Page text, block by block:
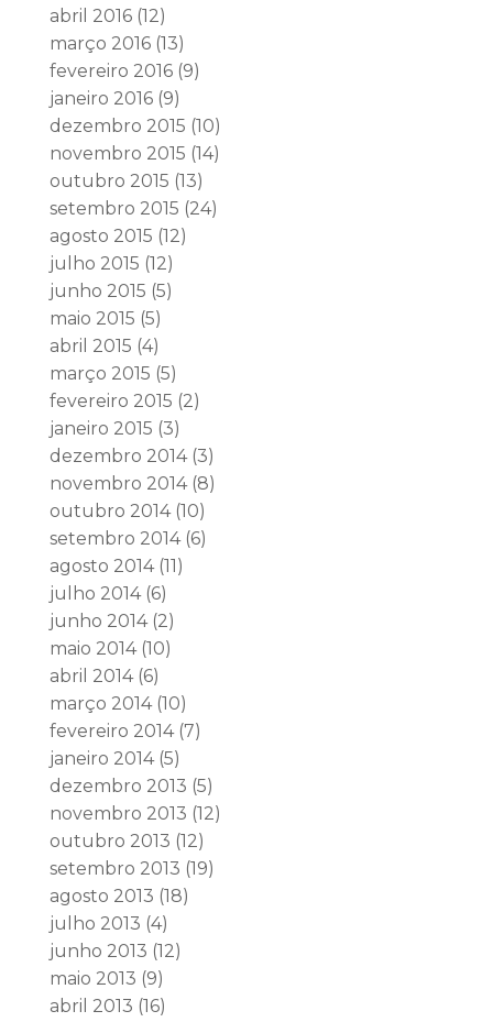
abril 2016(12)
março 2016(13)
fevereiro 2016(9)
janeiro 2016(9)
dezembro 2015 (10)
novembro 2015 (14)
outubro 2015 (13)
setembro 2015 (24)
agosto 2015 (12)
julho 2015 (12)
junho 2015 (5)
maio 2015 (5)
abril 2015 (4)
março 2015 (5)
fevereiro 2015 (2)
janeiro 2015 (3)
dezembro 2014(3)
novembro 2014(8)
outubro 2014(10)
setembro 2014(6)
agosto 2014(11)
julho 2014(6)
junho 2014(2)
maio 2014(10)
abril 2014(6)
março 2014(10)
fevereiro 2014(7)
janeiro 2014(5)
dezembro 2013 (5)
novembro 2013 (12)
outubro 2013 (12)
setembro 2013 (19)
agosto 2013 (18)
julho 2013 (4)
junho 2013 (12)
maio 2013 (9)
abril 2013 (16)